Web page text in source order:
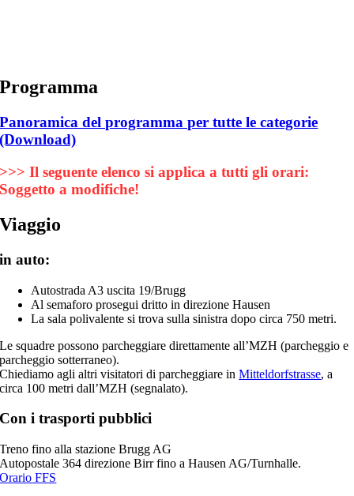
Programma
Panoramica del programma per tutte le categorie
(Download)
>>> Il seguente elenco si applica a tutti gli orari:
Soggetto a modifiche!
Viaggio
in auto:
Autostrada A3 uscita 19/Brugg
Al semaforo prosegui dritto in direzione Hausen
La sala polivalente si trova sulla sinistra dopo circa 750 metri.
Le squadre possono parcheggiare direttamente all’MZH (parcheggio e
parcheggio sotterraneo).
Chiediamo agli altri visitatori di parcheggiare inMitteldorfstrasse, a
circa 100 metri dall’MZH (segnalato).
Con i trasporti pubblici
Treno fino alla stazione Brugg AG
Autopostale 364 direzione Birr fino a Hausen AG/Turnhalle.
Orario FFS